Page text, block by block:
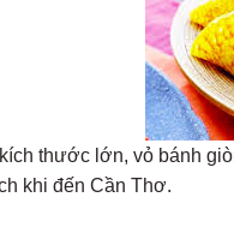
thước lớn, vỏ bánh
khi đến Cần Thơ.